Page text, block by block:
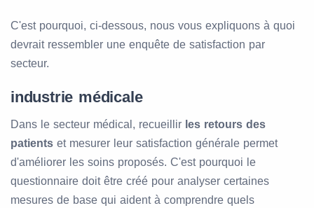
C'est pourquoi, ci-dessous, nous vous expliquons à quoi
devrait ressembler une enquête de satisfaction par
secteur.
industrie médicale
Dans le secteur médical, recueillir les retours des
patients et mesurer leur satisfaction générale permet
d'améliorer les soins proposés. C'est pourquoi le
questionnaire doit être créé pour analyser certaines
mesures de base qui aident à comprendre quels